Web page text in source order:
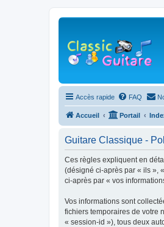
Accès rapide FAQ
Accueil Portail
Guitare Classique -
Ces règles expliquent en
(désigné ci-après par « ils »,
ci-après par « vos
Vos informations sont
fichiers temporaires de votre
« session-id »), tous deux